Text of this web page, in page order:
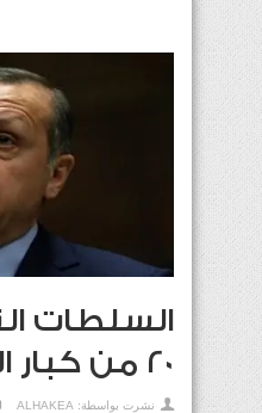
السلطات
20 من كبار المدّعين
نشرت بواسطة: ALHAKEA